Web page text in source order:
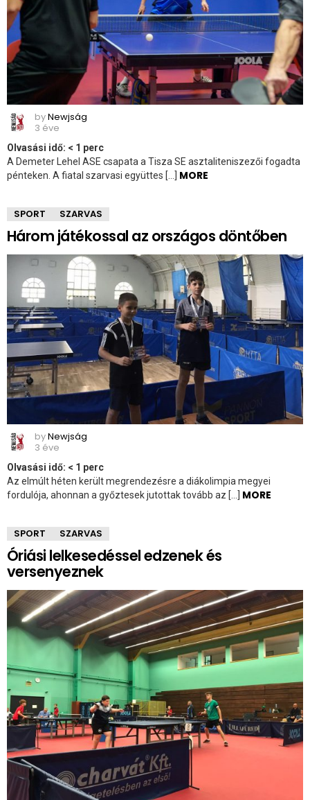
byNewjság
3 éve
Olvasási idő: < 1 perc
A Demeter Lehel ASE csapata a Tisza SE asztaliteniszezői fogadta
pénteken. A fiatal szarvasi együttes […] MORE
SPORT SZARVAS
Három játékossal az országos döntőben
byNewjság
3 éve
Olvasási idő: < 1 perc
Az elmúlt héten került megrendezésre a diákolimpia megyei
fordulója, ahonnan a győztesek jutottak tovább az […] MORE
SPORT SZARVAS
Óriási lelkesedéssel edzenek és
versenyeznek